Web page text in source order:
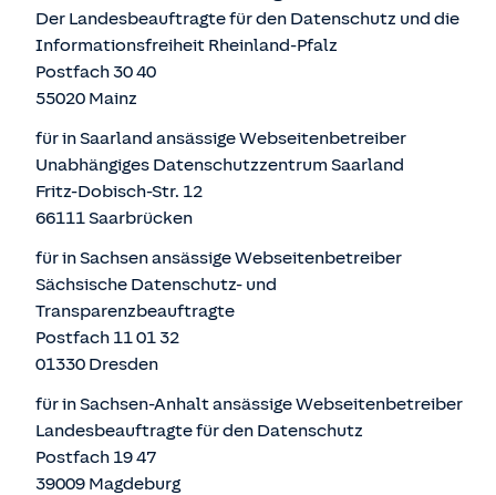
Der Landesbeauftragte für den Datenschutz und die
Informationsfreiheit Rheinland-Pfalz
Postfach 30 40
55020 Mainz
für in Saarland ansässige Webseitenbetreiber
Unabhängiges Datenschutzzentrum Saarland
Fritz-Dobisch-Str. 12
66111 Saarbrücken
für in Sachsen ansässige Webseitenbetreiber
Sächsische Datenschutz- und
Transparenzbeauftragte
Postfach 11 01 32
01330 Dresden
für in Sachsen-Anhalt ansässige Webseitenbetreiber
Landesbeauftragte für den Datenschutz
Postfach 19 47
39009 Magdeburg